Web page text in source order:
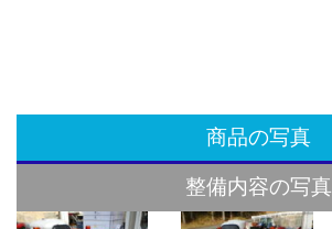
商品の写真
整備内容の写真